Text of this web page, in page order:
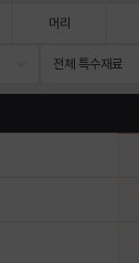
머리
전체 특수재료